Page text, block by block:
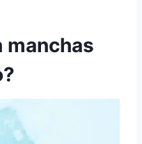
manchas